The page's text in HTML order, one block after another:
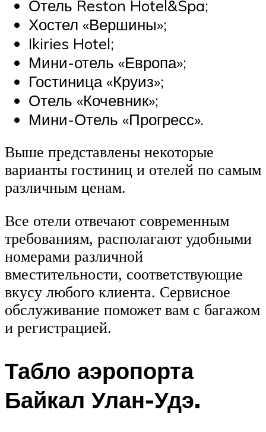
Отель Reston Hotel&Spa;
Хостел «Вершины»;
Ikiries Hotel;
Мини-отель «Европа»;
Гостиница «Круиз»;
Отель «Кочевник»;
Мини-Отель «Прогресс».
Выше представлены некоторые
варианты гостиниц и отелей по самым
различным ценам.
Все отели отвечают современным
требованиям, располагают удобными
номерами различной
вместительности, соответствующие
вкусу любого клиента. Сервисное
обслуживание поможет вам с багажом
и регистрацией.
Табло аэропорта
Байкал Улан-Удэ.